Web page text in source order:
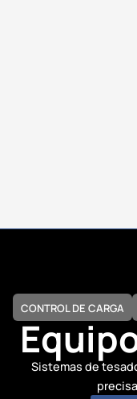
CONTROL DE CARGA
Sistemas de